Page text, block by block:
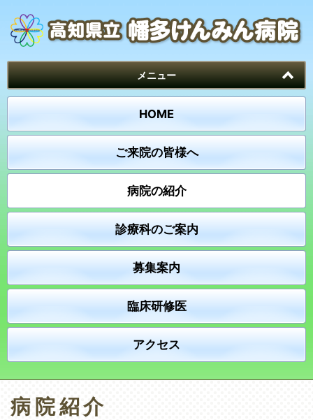
メニュー
HOME
ご来院の皆様へ
病院の紹介
診療科のご案内
募集案内
臨床研修医
アクセス
病院紹介